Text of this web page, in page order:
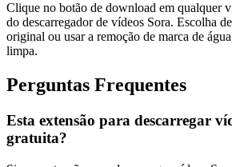
Clique no botão de download em qualquer
do descarregador de vídeos Sora. Escolha
original ou usar a remoção de marca de
limpa.
Perguntas Frequentes
Esta extensão para descarregar
gratuita?